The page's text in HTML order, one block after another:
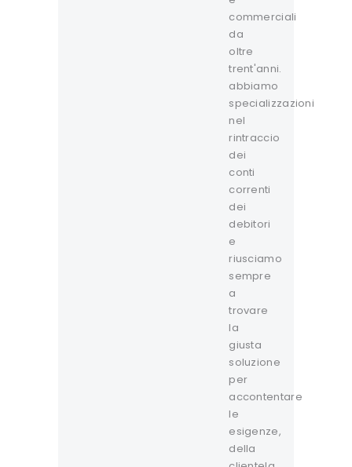
commerciali
da
oltre
trent'anni.
abbiamo
specializzazioni
nel
rintraccio
dei
conti
correnti
dei
debitori
e
riusciamo
sempre
a
trovare
la
giusta
soluzione
per
accontentare
le
esigenze,
della